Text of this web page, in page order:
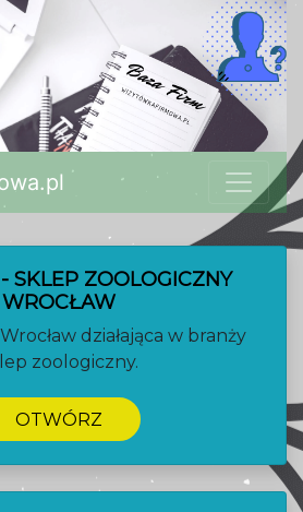
SKLEP ZOOLOGICZNY
WROCŁAW
działająca w branży
zoologiczny.
OTWÓRZ